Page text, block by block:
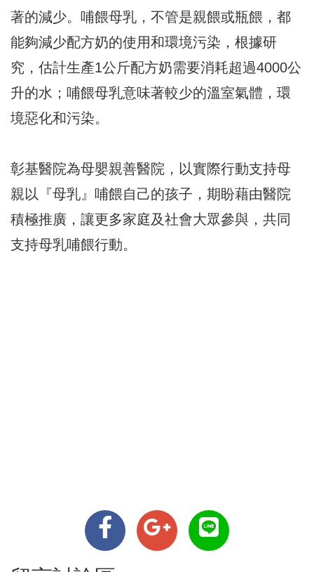
著的減少。哺餵母乳，不管是親餵或瓶餵，都
能夠減少配方奶的使用和環境污染，根據研
究，估計生產1公斤配方奶需要消耗超過4000公
升的水；哺餵母乳意味著較少的溫室氣體，環
境惡化和污染。
彰基醫院為母嬰親善醫院，以實際行動支持母
親以『母乳』哺餵自己的孩子，期盼藉由醫院
積極推廣，讓更多家庭及社會大眾參與，共同
支持母乳哺餵行動。